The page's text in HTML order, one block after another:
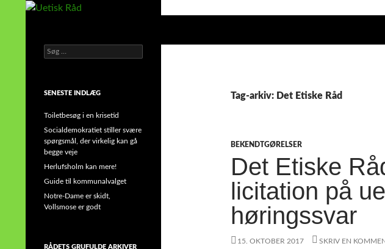
Tag-arkiv: Det Etiske Råd
BEKENDTGØRELSER
Det Etiske
licitation på
høringssvar
15. OKTOBER 2017 SKRIV EN
din stemme i et sygt, sygt samfund!
Søg
efter:
SENESTE INDLÆG
Toiletbesøg i en krisetid
Socialdemokratiet stiller svære
spørgsmål, der virkelig kan gå
begge veje
Herlufsholm kan mere!
Guide til kommunalvalget
Notre-Dame er skidt,
Vollsmose er godt
RÅDETS GRUFULDE ARKIVER